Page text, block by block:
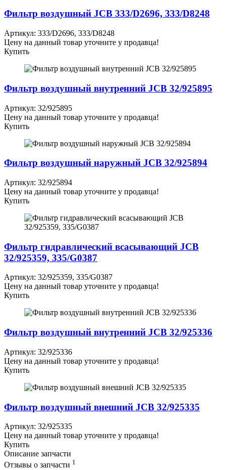
Фильтр воздушный JCB 333/D2696, 333/D8248
Артикул: 333/D2696, 333/D8248
Цену на данный товар уточните у продавца!
Купить
Фильтр воздушный внутренний JCB 32/925895
Артикул: 32/925895
Цену на данный товар уточните у продавца!
Купить
Фильтр воздушный наружный JCB 32/925894
Артикул: 32/925894
Цену на данный товар уточните у продавца!
Купить
Фильтр гидравлический всасывающий JCB
32/925359, 335/G0387
Артикул: 32/925359, 335/G0387
Цену на данный товар уточните у продавца!
Купить
Фильтр воздушный внутренний JCB 32/925336
Артикул: 32/925336
Цену на данный товар уточните у продавца!
Купить
Фильтр воздушный внешний JCB 32/925335
Артикул: 32/925335
Цену на данный товар уточните у продавца!
Купить
Описание запчасти
Отзывы о запчасти 1